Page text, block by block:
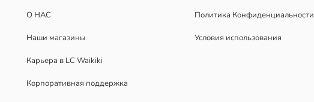
О НАС
Наши магазины
Карьера в LC Waikiki
Корпоративная поддержка
Политика Конфиденциальности
Условия использования